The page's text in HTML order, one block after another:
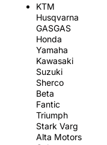
KTM
Husqvarna
GASGAS
Honda
Yamaha
Kawasaki
Suzuki
Sherco
Beta
Fantic
Triumph
Stark Varg
Alta Motors